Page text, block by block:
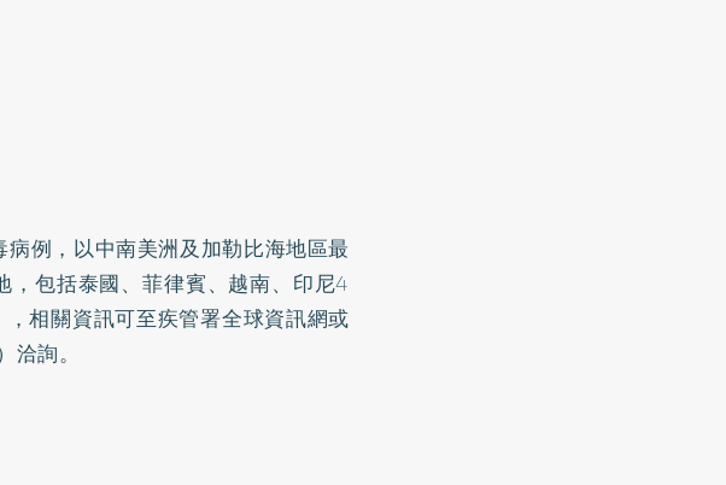
例，以中南美洲及加勒比海地區最
包括泰國、菲律賓、越南、印尼4
相關資訊可至疾管署全球資訊網或
詢。